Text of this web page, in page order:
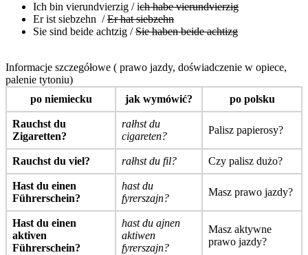
Ich bin vierundvierzig / ich habe vierundvierzig
Er ist siebzehn /Er hat siebzehn
Sie sind beide achtzig /Sie haben beide achtizg
Informacje szczegółowe ( prawo jazdy, doświadczenie w opiece,
palenie tytoniu)
po niemiecku
jak wymówić? po polsku
Rauchst du
Zigaretten?
rałhst du
cigareten?
Palisz papierosy?
Rauchst du viel? rałhst du fil? Czy palisz dużo?
Hast du einen
Führerschein?
hast du
fyrerszajn?
Masz prawo jazdy?
Hast du einen
aktiven
Führerschein?
hast du ajnen
aktiwen
fyrerszajn?
Masz aktywne
prawo jazdy?